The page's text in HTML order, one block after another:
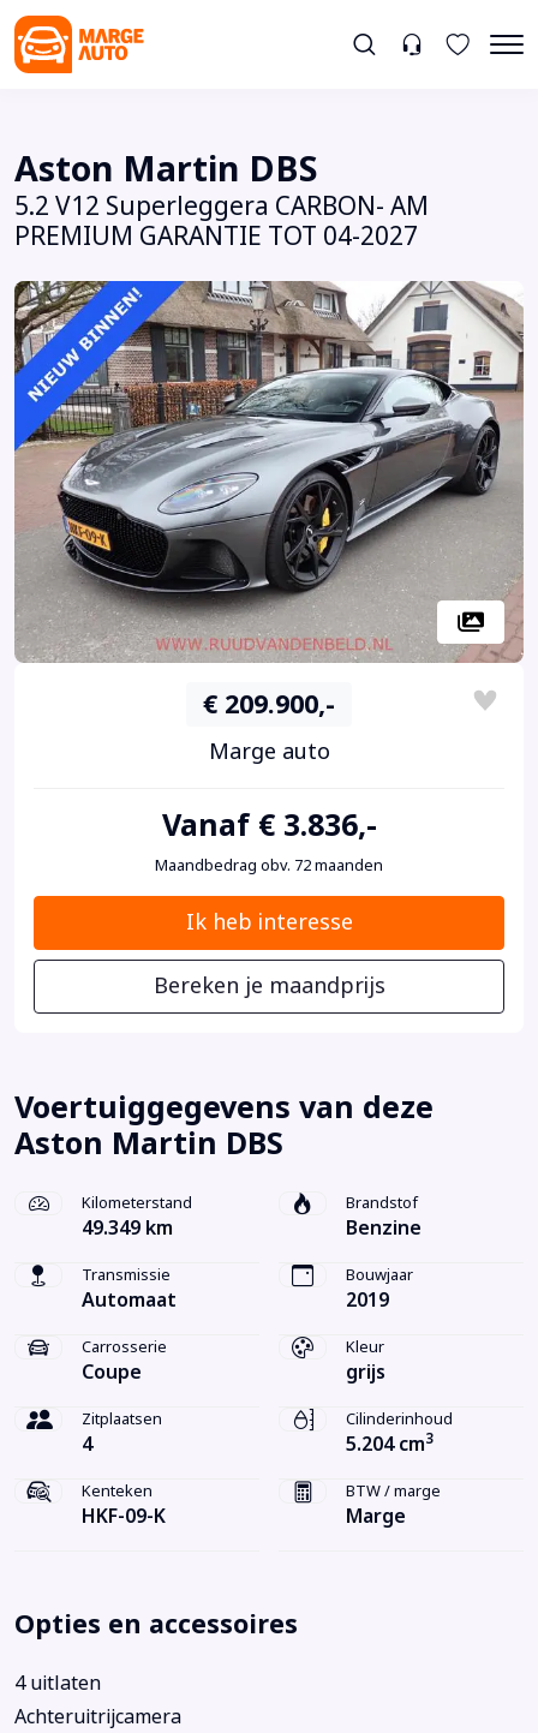
Aston Martin DBS
5.2 V12 Superleggera CARBON- AM
PREMIUM GARANTIE TOT 04-2027
€ 209.900,-
Marge auto
Vanaf € 3.836,-
Maandbedrag obv. 72 maanden
Ik heb interesse
Bereken je maandprijs
Voertuiggegevens van deze
Aston Martin DBS
Kilometerstand
49.349 km
Brandstof
Benzine
Transmissie
Automaat
Bouwjaar
2019
Carrosserie
Coupe
Kleur
grijs
Zitplaatsen
4
Cilinderinhoud
5.204 cm3
Kenteken
HKF-09-K
BTW / marge
Marge
Opties en accessoires
4 uitlaten
Achteruitrijcamera